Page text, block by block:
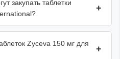
закупать таблетки
+
Zyceva 150 мг для
+